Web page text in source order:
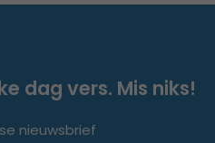
dag vers. Mis niks!
nieuwsbrief